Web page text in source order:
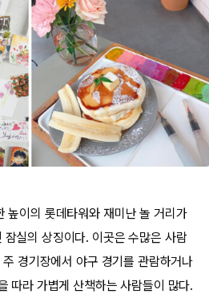
높이의 롯데타워와 재미난 놀 거리가
실의 상징이다. 이곳은 수많은 사람
경기장에서 야구 경기를 관람하거나
따라 가볍게 산책하는 사람들이 많다.